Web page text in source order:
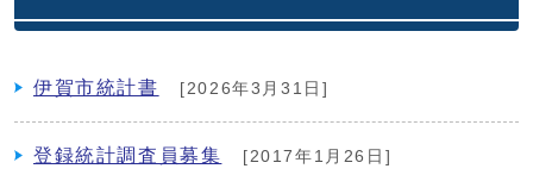
伊賀市統計書 [2026年3月31日]
登録統計調査員募集 [2017年1月26日]